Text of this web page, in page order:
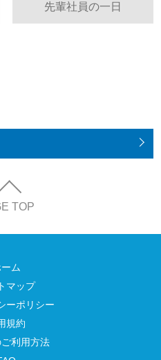
先輩社員の一日
TOP
ム
マップ
ーポリシー
規約
利用方法